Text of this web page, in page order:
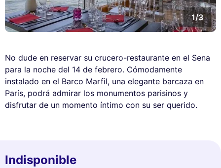
1/3
No dude en reservar su crucero-restaurante en el Sena
para la noche del 14 de febrero. Cómodamente
instalado en el Barco Marfil, una elegante barcaza en
París, podrá admirar los monumentos parisinos y
disfrutar de un momento íntimo con su ser querido.
Indisponible